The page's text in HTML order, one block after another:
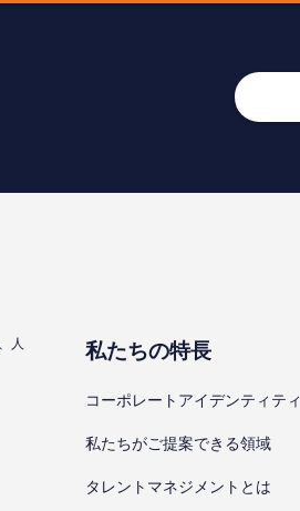
⼈
私たちの特⻑
コーポレートアイデンティティ
私たちがご提案できる領域
タレントマネジメントとは